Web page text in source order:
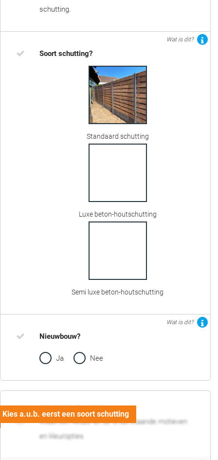
schutting.
Wat is dit?
Soort schutting?
Standaard schutting
Luxe beton-houtschutting
Semi luxe beton-houtschutting
Wat is dit?
Nieuwbouw?
Ja Nee
02. Motief en kleur
Maak een keuze uit de onderstaande motieven
en kleuropties